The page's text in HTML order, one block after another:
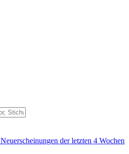
Neuerscheinungen der letzten 4 Wochen